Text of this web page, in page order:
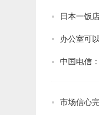
日本一饭
办公室可
中国电信
市场信心